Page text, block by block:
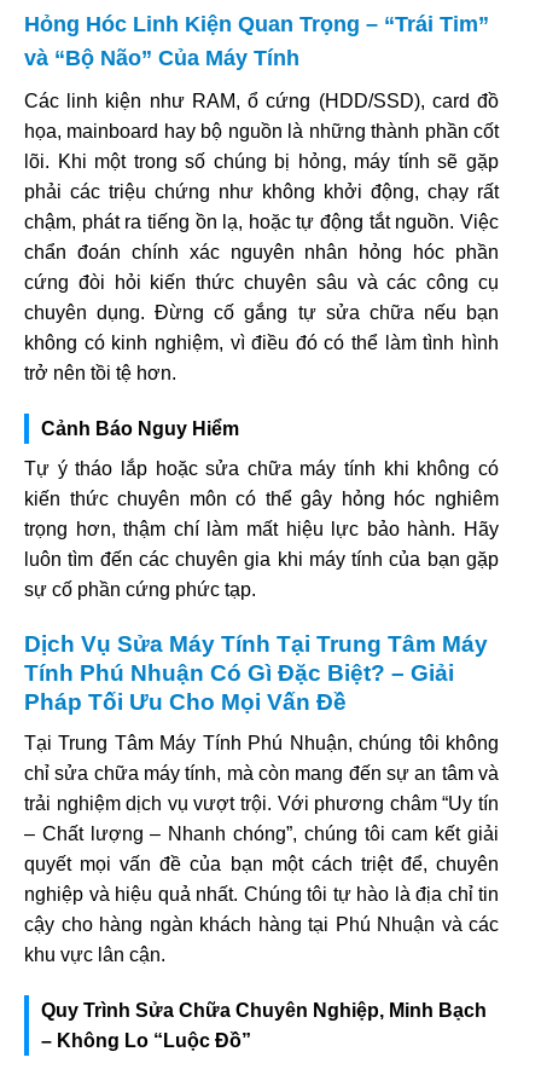
Hỏng Hóc Linh Kiện Quan Trọng – “Trái Tim”
và “Bộ Não” Của Máy Tính
Các linh kiện như RAM, ổ cứng (HDD/SSD), card đồ
họa, mainboard hay bộ nguồn là những thành phần cốt
lõi. Khi một trong số chúng bị hỏng, máy tính sẽ gặp
phải các triệu chứng như không khởi động, chạy rất
chậm, phát ra tiếng ồn lạ, hoặc tự động tắt nguồn. Việc
chẩn đoán chính xác nguyên nhân hỏng hóc phần
cứng đòi hỏi kiến thức chuyên sâu và các công cụ
chuyên dụng. Đừng cố gắng tự sửa chữa nếu bạn
không có kinh nghiệm, vì điều đó có thể làm tình hình
trở nên tồi tệ hơn.
Cảnh Báo Nguy Hiểm
Tự ý tháo lắp hoặc sửa chữa máy tính khi không có
kiến thức chuyên môn có thể gây hỏng hóc nghiêm
trọng hơn, thậm chí làm mất hiệu lực bảo hành. Hãy
luôn tìm đến các chuyên gia khi máy tính của bạn gặp
sự cố phần cứng phức tạp.
Dịch Vụ Sửa Máy Tính Tại Trung Tâm Máy
Tính Phú Nhuận Có Gì Đặc Biệt? – Giải
Pháp Tối Ưu Cho Mọi Vấn Đề
Tại Trung Tâm Máy Tính Phú Nhuận, chúng tôi không
chỉ sửa chữa máy tính, mà còn mang đến sự an tâm và
trải nghiệm dịch vụ vượt trội. Với phương châm “Uy tín
– Chất lượng – Nhanh chóng”, chúng tôi cam kết giải
quyết mọi vấn đề của bạn một cách triệt để, chuyên
nghiệp và hiệu quả nhất. Chúng tôi tự hào là địa chỉ tin
cậy cho hàng ngàn khách hàng tại Phú Nhuận và các
khu vực lân cận.
Quy Trình Sửa Chữa Chuyên Nghiệp, Minh Bạch
– Không Lo “Luộc Đồ”